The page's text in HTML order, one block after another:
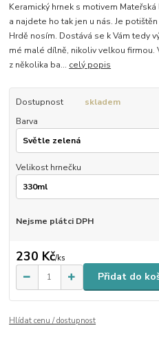
Keramický hrnek s motivem
a najdete ho tak jen u nás. Je
Hrdě nosím. Dostává se k Vám tedy
mé malé dílně, nikoliv velkou
z několika ba... celý popis
Dostupnost
skladem
Barva
Velikost hrnečku
Nejsme plátci DPH
230 Kč/ks
Přidat do
Hlídat cenu / dostupnost